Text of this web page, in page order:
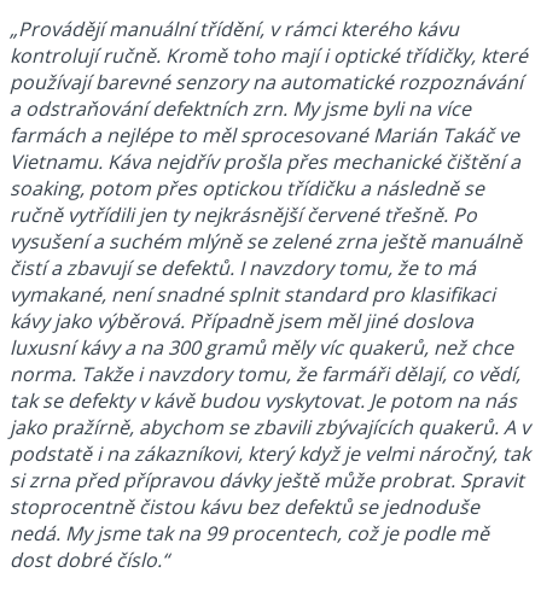
„Provádějí manuální třídění, v rámci kterého kávu
kontrolují ručně. Kromě toho mají i optické třídičky, které
používají barevné senzory na automatické rozpoznávání
a odstraňování defektních zrn. My jsme byli na více
farmách a nejlépe to měl sprocesované Marián Takáč ve
Vietnamu. Káva nejdřív prošla přes mechanické čištění a
soaking, potom přes optickou třídičku a následně se
ručně vytřídili jen ty nejkrásnější červené třešně. Po
vysušení a suchém mlýně se zelené zrna ještě manuálně
čistí a zbavují se defektů. I navzdory tomu, že to má
vymakané, není snadné splnit standard pro klasifikaci
kávy jako výběrová. Případně jsem měl jiné doslova
luxusní kávy a na 300 gramů měly víc quakerů, než chce
norma. Takže i navzdory tomu, že farmáři dělají, co vědí,
tak se defekty v kávě budou vyskytovat. Je potom na nás
jako pražírně, abychom se zbavili zbývajících quakerů. A v
podstatě i na zákazníkovi, který když je velmi náročný, tak
si zrna před přípravou dávky ještě může probrat. Spravit
stoprocentně čistou kávu bez defektů se jednoduše
nedá. My jsme tak na 99 procentech, což je podle mě
dost dobré číslo.“